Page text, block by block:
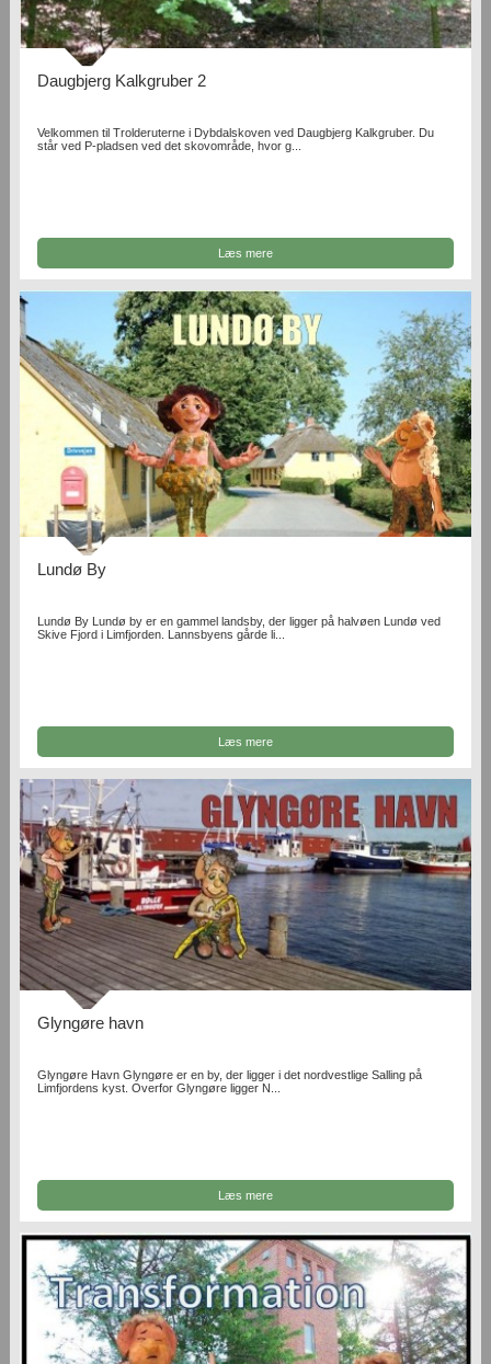
Daugbjerg Kalkgruber 2
Velkommen til Trolderuterne i Dybdalskoven ved Daugbjerg Kalkgruber. Du
står ved P-pladsen ved det skovområde, hvor g...
Læs mere
Lundø By
Lundø By Lundø by er en gammel landsby, der ligger på halvøen Lundø ved
Skive Fjord i Limfjorden. Lannsbyens gårde li...
Læs mere
Glyngøre havn
Glyngøre Havn Glyngøre er en by, der ligger i det nordvestlige Salling på
Limfjordens kyst. Overfor Glyngøre ligger N...
Læs mere